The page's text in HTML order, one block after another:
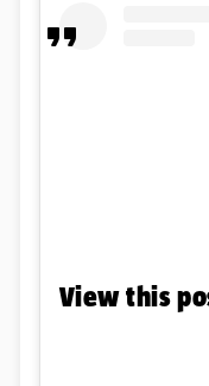
View this